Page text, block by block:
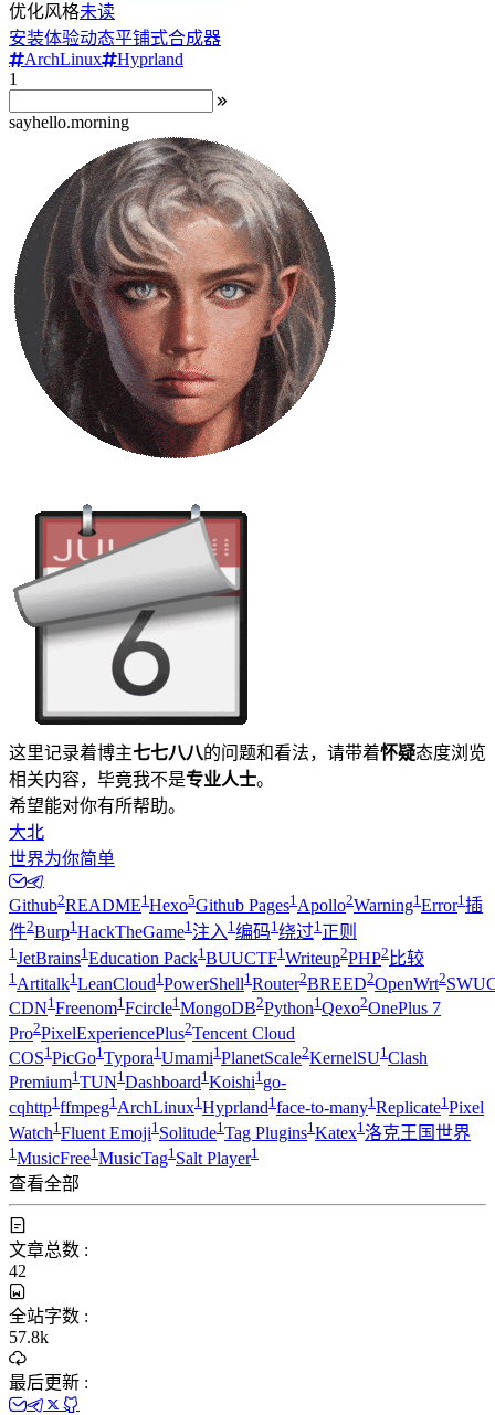
优化风格未读
安装体验动态平铺式合成器
ArchLinux
Hyprland
1
sayhello.morning
这里记录着博主七七八八的问题和看法，请带着怀疑态度浏览
相关内容，毕竟我不是专业人士。
希望能对你有所帮助。
大北
世界为你简单
Github2README1 Hexo5Github Pages1 Apollo2Warning1 Error1 插
件2Burp1 HackTheGame1 注入 1 编码1 绕过1 正则
1 JetBrains1 Education Pack1 BUUCTF1 Writeup2PHP2 比较
1 Artitalk1 LeanCloud1 PowerShell1 Router2BREED2OpenWrt2
CDN1 Freenom1 Fcircle1 MongoDB2Python1 Qexo2OnePlus 7
Pro2PixelExperiencePlus2Tencent Cloud
COS1 PicGo1 Typora1 Umami1 PlanetScale2KernelSU1 Clash
Premium1 TUN1 Dashboard1 Koishi1 go-
cqhttp1 ffmpeg1 ArchLinux1 Hyprland1 face-to-many1 Replicate1 Pixel
Watch1 Fluent Emoji1 Solitude1 Tag Plugins1 Katex1 洛克王国世界
1 MusicFree1 MusicTag1 Salt Player1
查看全部
文章总数 :
42
全站字数 :
57.8k
最后更新 :